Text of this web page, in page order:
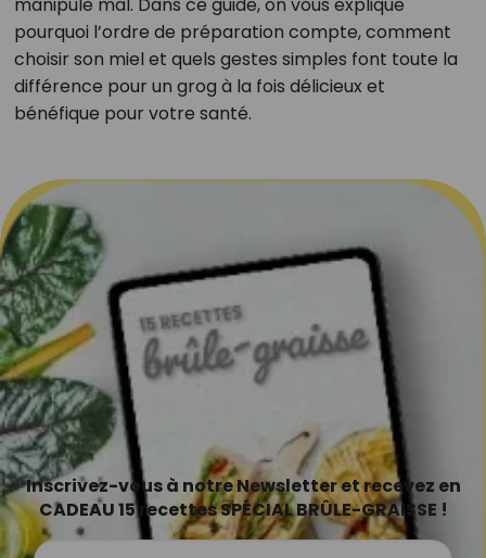
pourquoi l’ordre de préparation compte, comment
choisir son miel et quels gestes simples font toute la
différence pour un grog à la fois délicieux et
bénéfique pour votre santé.
Inscrivez-vous à notre Newsletter et recevez en
CADEAU 15 recettes SPÉCIAL BRÛLE-GRAISSE !